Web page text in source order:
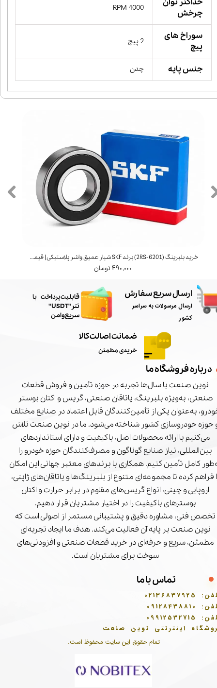
چرخش
4000 RPM
سوراخ های
پیچ
2 پیچ
جنس پایه چدن
خرید بلبرینگ (6201‑2RS) برند SKF شیار عمیق واشر پلاستیکی | قیمت و مشخصات
۴۹۰,۰۰۰ تومان
تمام حقوق این سایت محفوظ است.
ارسال سریع سفارش
ارسال مرسولات به سراسر
کشور
ضمانت اصالت کالا
خریدی مطمئن
درباره فروشگاه ما
نوین صنعت با سال‌ها تجربه در حوزه تأمین و فروش قطعات
صنعتی، به‌ویژه بلبرینگ، یاتاقان صنعتی، گریس و اکتان بوستر
به‌عنوان یکی از تأمین‌کنندگان قابل اعتماد در صنایع مختلف
حوزه خودروسازی کشور شناخته می‌شود. ما در نوین صنعت تلاش
می‌کنیم با ارائه محصولات اصل، باکیفیت و دارای استانداردهای
بین‌المللی، نیاز صنایع گوناگون و مصرف‌کنندگان حوزه خودرو را
کامل تأمین کنیم. همکاری با برندهای معتبر جهانی این امکان
فراهم کرده تا مجموعه‌ای متنوع از بلبرینگ‌ها و یاتاقان‌های ژاپنی،
اروپایی و چینی، انواع گریس‌های مقاوم در برابر حرارت و اکتان
بوسترهای باکیفیت را در اختیار مشتریان قرار دهیم.
تخصص فنی، مشاوره دقیق و پشتیبانی مستمر از اصولی است که
نوین صنعت بر پایه آن فعالیت می‌کند. هدف ما ایجاد تجربه‌ای
مطمئن، سریع و حرفه‌ای در خرید قطعات صنعتی و افزودنی‌های
سوخت برای مشتریان است.
تماس با ما
02136837925
09128438810
09912532715
اینترنتی نوین صنعت
​قابلیت پرداخت با
تتر"USDT"
سریع و امن